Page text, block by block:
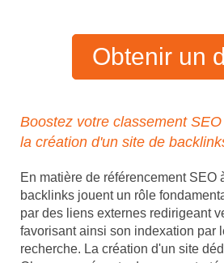
Obtenir un
Boostez votre classement
la création d'un site de
En matière de référencement SEO
backlinks jouent un rôle
par des liens externes redirigeant
favorisant ainsi son indexation par
recherche. La création d'un site